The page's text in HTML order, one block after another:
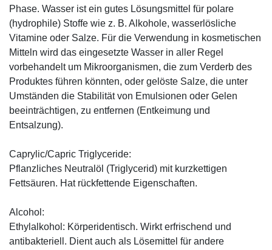
Phase. Wasser ist ein gutes Lösungsmittel für polare
(hydrophile) Stoffe wie z. B. Alkohole, wasserlösliche
Vitamine oder Salze. Für die Verwendung in kosmetischen
Mitteln wird das eingesetzte Wasser in aller Regel
vorbehandelt um Mikroorganismen, die zum Verderb des
Produktes führen könnten, oder gelöste Salze, die unter
Umständen die Stabilität von Emulsionen oder Gelen
beeinträchtigen, zu entfernen (Entkeimung und
Entsalzung).
Caprylic/Capric Triglyceride:
Pflanzliches Neutralöl (Triglycerid) mit kurzkettigen
Fettsäuren. Hat rückfettende Eigenschaften.
Alcohol:
Ethylalkohol: Körperidentisch. Wirkt erfrischend und
antibakteriell. Dient auch als Lösemittel für andere